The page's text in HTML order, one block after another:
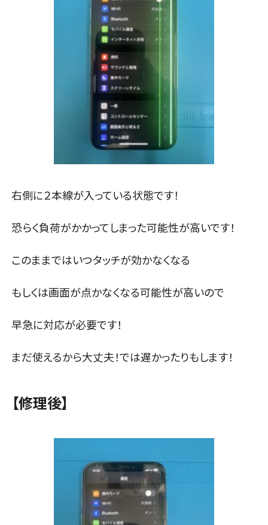
右側に２本線が入っている状態です！
恐らく負荷がかかってしまった可能性が高いです！
このままではいつタッチが効かなくなる
もしくは画面が点かなくなる可能性が高いので
早急に対応が必要です！
まだ使えるから大丈夫！では遅かったりもします！
【修理後】